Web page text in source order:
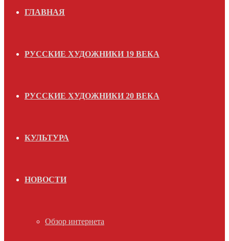
ГЛАВНАЯ
РУССКИЕ ХУДОЖНИКИ 19 ВЕКА
РУССКИЕ ХУДОЖНИКИ 20 ВЕКА
КУЛЬТУРА
НОВОСТИ
Обзор интернета